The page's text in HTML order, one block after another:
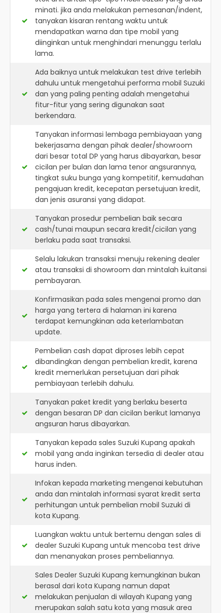
minati. jika anda melakukan pemesanan/indent,
tanyakan kisaran rentang waktu untuk
mendapatkan warna dan tipe mobil yang
diinginkan untuk menghindari menunggu terlalu
lama.
Ada baiknya untuk melakukan test drive terlebih
dahulu untuk mengetahui performa mobil Suzuki
dan yang paling penting adalah mengetahui
fitur-fitur yang sering digunakan saat
berkendara.
Tanyakan informasi lembaga pembiayaan yang
bekerjasama dengan pihak dealer/showroom
dari besar total DP yang harus dibayarkan, besar
cicilan per bulan dan lama tenor angsurannya,
tingkat suku bunga yang kompetitif, kemudahan
pengajuan kredit, kecepatan persetujuan kredit,
dan jenis asuransi yang didapat.
Tanyakan prosedur pembelian baik secara
cash/tunai maupun secara kredit/cicilan yang
berlaku pada saat transaksi.
Selalu lakukan transaksi menuju rekening dealer
atau transaksi di showroom dan mintalah kuitansi
pembayaran.
Konfirmasikan pada sales mengenai promo dan
harga yang tertera di halaman ini karena
terdapat kemungkinan ada keterlambatan
update.
Pembelian cash dapat diproses lebih cepat
dibandingkan dengan pembelian kredit, karena
kredit memerlukan persetujuan dari pihak
pembiayaan terlebih dahulu.
Tanyakan paket kredit yang berlaku beserta
dengan besaran DP dan cicilan berikut lamanya
angsuran harus dibayarkan.
Tanyakan kepada sales Suzuki Kupang apakah
mobil yang anda inginkan tersedia di dealer atau
harus inden.
Infokan kepada marketing mengenai kebutuhan
anda dan mintalah informasi syarat kredit serta
perhitungan untuk pembelian mobil Suzuki di
kota Kupang.
Luangkan waktu untuk bertemu dengan sales di
dealer Suzuki Kupang untuk mencoba test drive
dan menanyakan proses pembeliannya.
Sales Dealer Suzuki Kupang kemungkinan bukan
berasal dari kota Kupang namun dapat
melakukan penjualan di wilayah Kupang yang
merupakan salah satu kota yang masuk area